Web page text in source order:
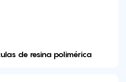
de resina polimérica